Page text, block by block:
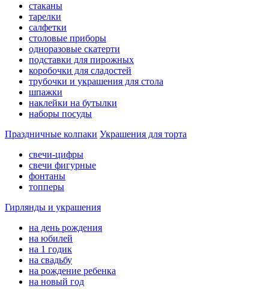
стаканы
тарелки
салфетки
столовые приборы
одноразовые скатерти
подставки для пирожных
коробочки для сладостей
трубочки и украшения для стола
шпажки
наклейки на бутылки
наборы посуды
Праздничные колпаки Украшения для торта
свечи-цифры
свечи фигурные
фонтаны
топперы
Гирлянды и украшения
на день рождения
на юбилей
на 1 годик
на свадьбу
на рождение ребенка
на новый год